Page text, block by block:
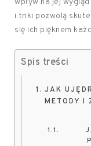
wpływ na jej
i triki pozwolą
się ich pięknem
Spis treści
JAK
METODY I